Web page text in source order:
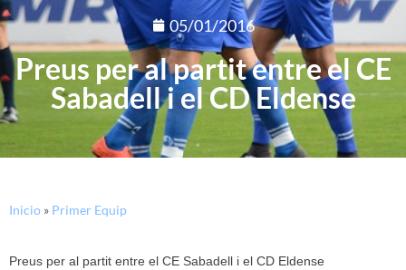
05/01/2016
Preus per al partit entre el CE
Sabadell i el CD Eldense
Inicio » Primer Equip
Preus per al partit entre el CE Sabadell i el CD Eldense